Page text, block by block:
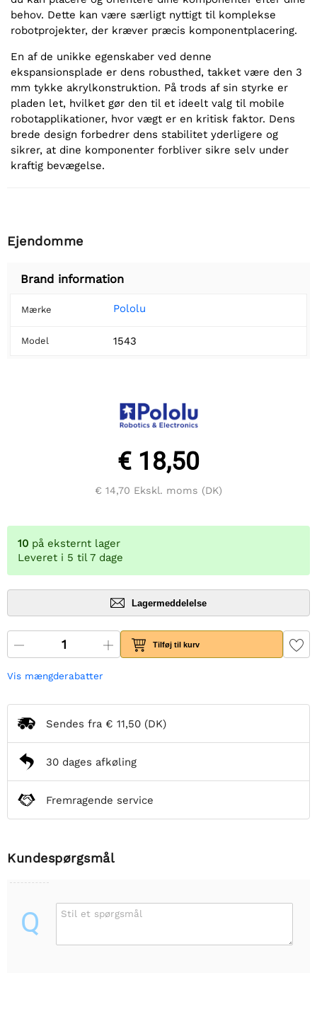
behov. Dette kan være særligt nyttigt til komplekse
robotprojekter, der kræver præcis komponentplacering.
En af de unikke egenskaber ved denne
ekspansionsplade er dens robusthed, takket være den 3
mm tykke akrylkonstruktion. På trods af sin styrke er
pladen let, hvilket gør den til et ideelt valg til mobile
robotapplikationer, hvor vægt er en kritisk faktor. Dens
brede design forbedrer dens stabilitet yderligere og
sikrer, at dine komponenter forbliver sikre selv under
kraftig bevægelse.
Ejendomme
Brand information
Mærke Pololu
Model 1543
€ 18,50
€ 14,70 Ekskl. moms (DK)
10 på eksternt lager
Leveret i 5 til 7 dage
Lagermeddelelse
Tilføj til kurv
Vis mængderabatter
Sendes fra € 11,50 (DK)
30 dages afkøling
Fremragende service
Kundespørgsmål
Q Stil et spørgsmål